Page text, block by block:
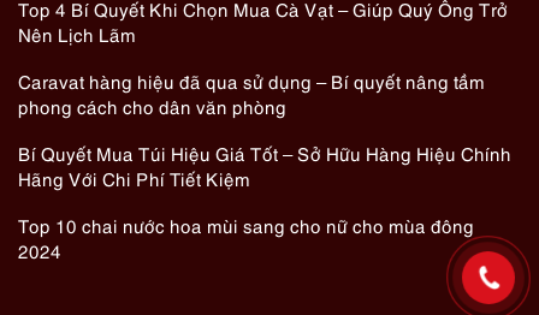
Top 4 Bí Quyết Khi Chọn Mua Cà Vạt – Giúp Quý Ông Trở
Nên Lịch Lãm
Caravat hàng hiệu đã qua sử dụng – Bí quyết nâng tầm
phong cách cho dân văn phòng
Bí Quyết Mua Túi Hiệu Giá Tốt – Sở Hữu Hàng Hiệu Chính
Hãng Với Chi Phí Tiết Kiệm
Top 10 chai nước hoa mùi sang cho nữ cho mùa đông
2024